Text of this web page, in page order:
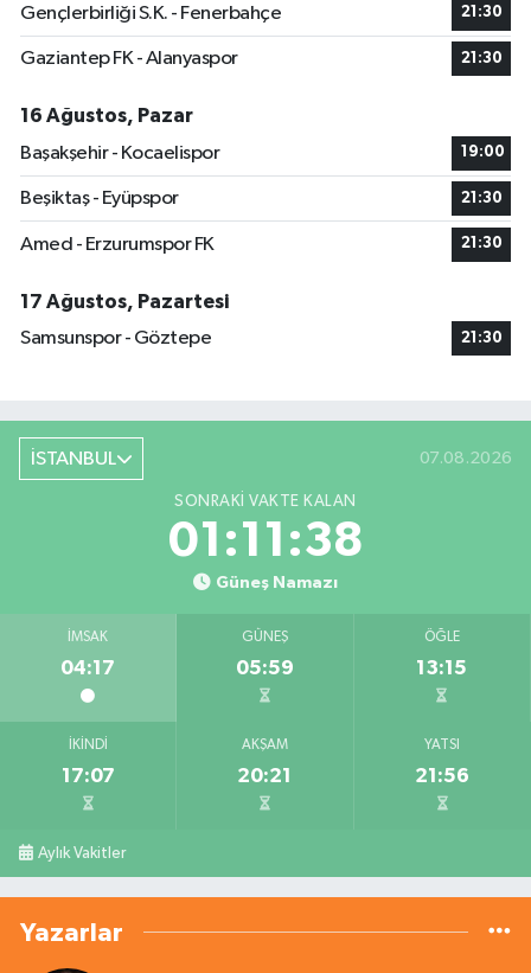
Gençlerbirliği S.K. - Fenerbahçe 21:30
Gaziantep FK - Alanyaspor 21:30
16 Ağustos, Pazar
Başakşehir - Kocaelispor
19:00
Beşiktaş - Eyüpspor 21:30
Amed - Erzurumspor FK 21:30
17 Ağustos, Pazartesi
Samsunspor - Göztepe
21:30
İSTANBUL 07.08.2026
SONRAKI VAKTE KALAN
01:11:38
Güneş Namazı
İMSAK
04:17
GÜNEŞ
05:59
ÖĞLE
13:15
İKINDI
17:07
AKŞAM
20:21
YATSI
21:56
Aylık Vakitler
Yazarlar